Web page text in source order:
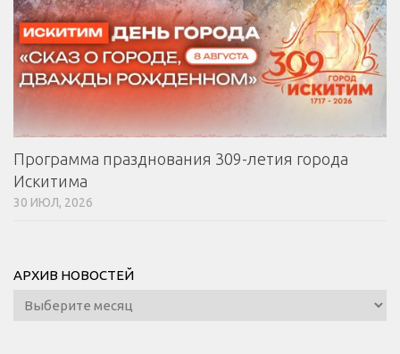
Программа празднования 309-летия города
Искитима
30 ИЮЛ, 2026
АРХИВ НОВОСТЕЙ
Архив
новостей